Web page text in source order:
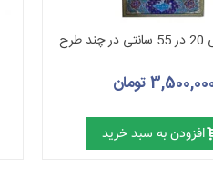
تومان
افزودن به سبد خرید